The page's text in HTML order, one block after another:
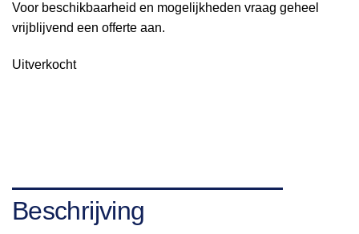
Voor beschikbaarheid en mogelijkheden vraag geheel
vrijblijvend een offerte aan.
Uitverkocht
Beschrijving